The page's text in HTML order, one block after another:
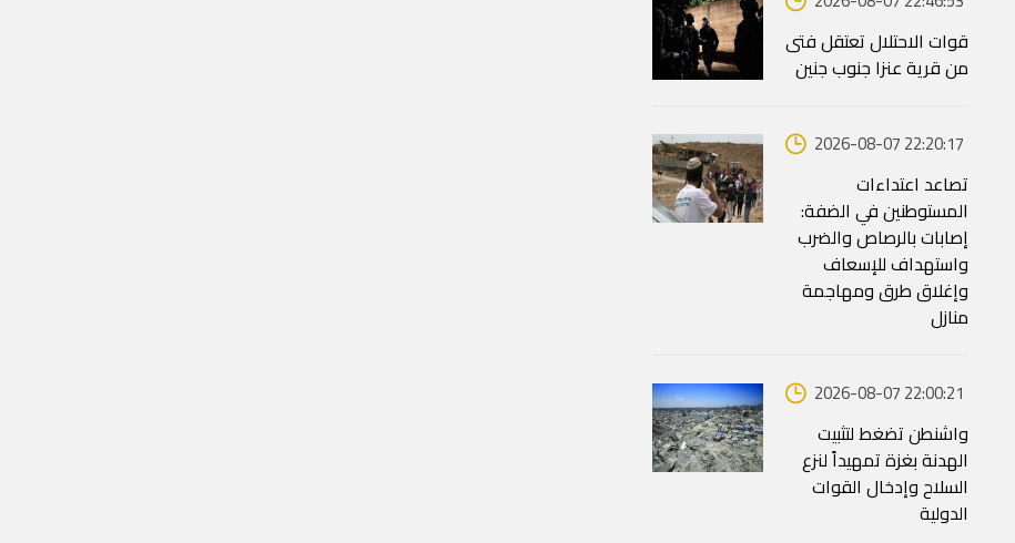
قوات الاحتلال تعتقل فتى
من قرية عنزا جنوب جنين
2026-08-07 22:20:17
تصاعد اعتداءات
المستوطنين في الضفة:
إصابات بالرصاص والضرب
واستهداف للإسعاف
وإغلاق طرق ومهاجمة
منازل
2026-08-07 22:00:21
واشنطن تضغط لتثبيت
الهدنة بغزة تمهيداً لنزع
السلاح وإدخال القوات
الدولية